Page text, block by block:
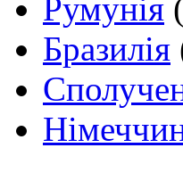
Румунія
Бразилія